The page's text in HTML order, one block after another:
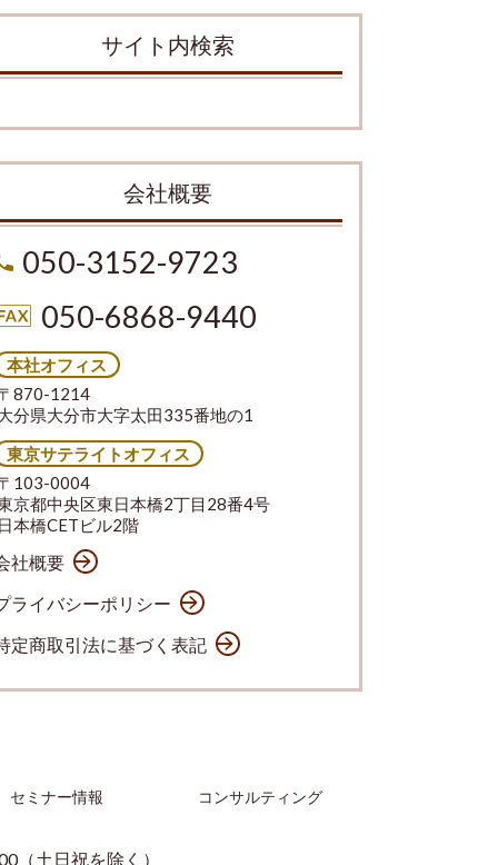
サイト内検索
会社概要
050-3152-9723
050-6868-9440
本社オフィス
870-1214
分県大分市大字太田335番地の1
東京サテライトオフィス
103-0004
京都中央区東日本橋2丁目28番4号
本橋CETビル2階
社概要
ライバシーポリシー
定商取引法に基づく表記
セミナー情報 コンサルティング
（土日祝を除く）